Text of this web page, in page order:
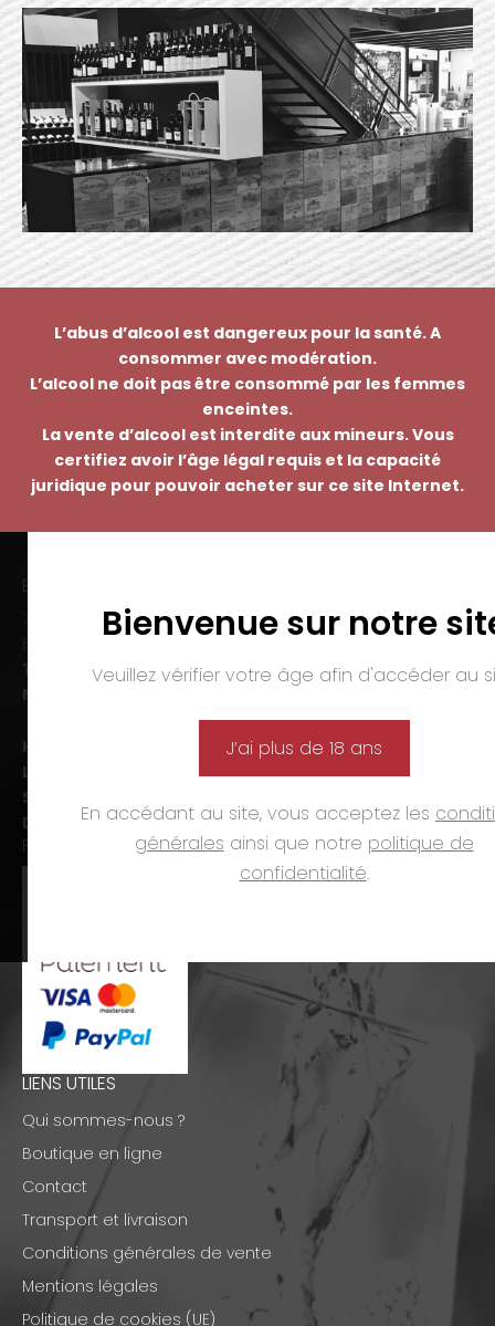
L’abus d’alcool est dangereux pour la santé. A
consommer avec modération.
L’alcool ne doit pas être consommé par les femmes
enceintes.
La vente d’alcool est interdite aux mineurs. Vous
certifiez avoir l’âge légal requis et la capacité
juridique pour pouvoir acheter sur ce site Internet.
Bienvenue sur notre
Veuillez vérifier votre âge afin d'accéder au
J’ai plus de 18 ans
En accédant au site, vous acceptez les
générales ainsi que notre politique de
confidentialité.
EMMANUEL NASTI
7 avenue Pierre Pflimlin – ZAC Espale
Tél. :
03 89 46 50 35
Mail :
Horaires d’ouverture :
Lun-ven. :
09h00-12h00 et 14h00-19h00
Sam. :
Dim. et jours fériés :fermé
PAIEMENTS
LIENS UTILES
Qui sommes-nous ?
Boutique en ligne
Contact
Transport et livraison
Conditions générales de vente
Mentions légales
Politique de cookies (UE)